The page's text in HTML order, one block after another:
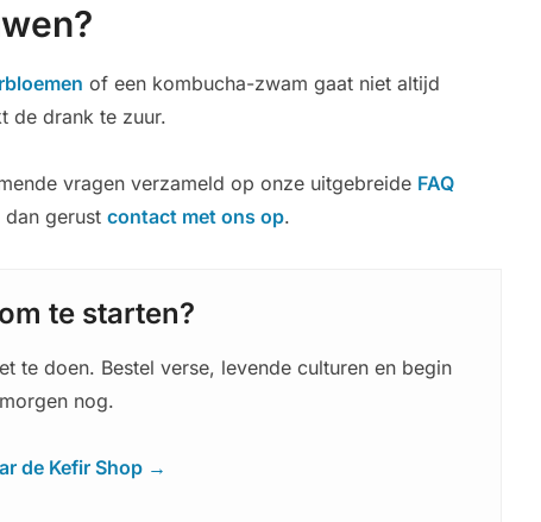
of een kombucha-zwam gaat niet altijd
de drank te zuur.
vragen verzameld op onze uitgebreide FAQ
dan gerust contact met ons op.
te starten?
te doen. Bestel verse, levende culturen en begin
morgen nog.
de Kefir Shop →